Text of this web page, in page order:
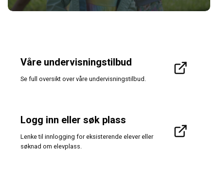
Våre undervisningstilbud
Se full oversikt over våre undervisningstilbud.
Logg inn eller søk plass
Lenke til innlogging for eksisterende elever eller
søknad om elevplass.